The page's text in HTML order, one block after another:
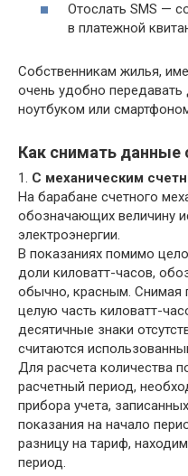
Отослать SMS —
в платежной
Собственникам жилья,
очень удобно
ноутбуком или
Как снимать данные
1. С механическим
На барабане счетного
обозначающих величину
электроэнергии.
В показаниях помимо
доли киловатт-часов,
обычно, красным. Снимая
целую часть киловатт-
десятичные знаки
считаются
Для расчета количества
расчетный период,
прибора учета,
показания на начало
разницу на тариф,
период.